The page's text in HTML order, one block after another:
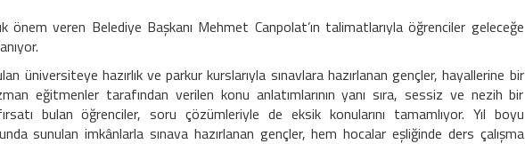
önem veren Belediye Başkanı Mehmet Canpolat’ın talimatlarıyla öğrenciler geleceğe
üniversiteye hazırlık ve parkur kurslarıyla sınavlara hazırlanan gençler, hayallerine bir
eğitmenler tarafından verilen konu anlatımlarının yanı sıra, sessiz ve nezih bir
bulan öğrenciler, soru çözümleriyle de eksik konularını tamamlıyor. Yıl boyu
sunulan imkânlarla sınava hazırlanan gençler, hem hocalar eşliğinde ders çalışma